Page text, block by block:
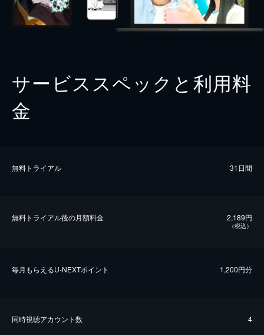
サービススペックと利用料
金
無料トライアル 31日間
無料トライアル後の⽉額料金 2,189円
（税込）
毎⽉もらえるU-NEXTポイント 1,200円分
同時視聴アカウント数 4